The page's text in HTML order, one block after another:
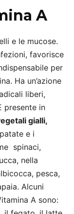
A
e le mucose.
favorisce
per
Ha un’azione
liberi,
presente in
gialli,
e i
spinaci,
nella
pesca,
Alcuni
A sono: